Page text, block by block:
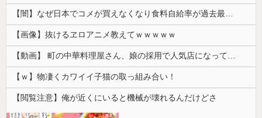
【闇】なぜ日本でコメが買えなくなり食料自給率が過去最低に並んだのか？
【画像】抜けるヱロアニメ教えてｗｗｗｗｗ
【動画】 町の中華料理屋さん、娘の採用で人気店になってしまう
【ｗ】物凄くカワイイ子猫の取っ組み合い！
【閲覧注意】俺が近くにいると機械が壊れるんだけどさ